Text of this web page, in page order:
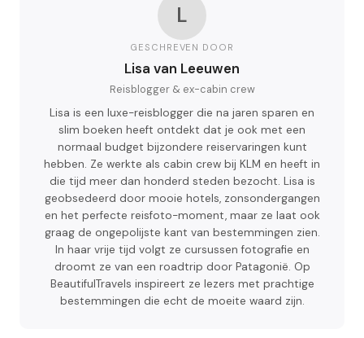
L
GESCHREVEN DOOR
Lisa van Leeuwen
Reisblogger & ex-cabin crew
Lisa is een luxe-reisblogger die na jaren sparen en
slim boeken heeft ontdekt dat je ook met een
normaal budget bijzondere reiservaringen kunt
hebben. Ze werkte als cabin crew bij KLM en heeft in
die tijd meer dan honderd steden bezocht. Lisa is
geobsedeerd door mooie hotels, zonsondergangen
en het perfecte reisfoto-moment, maar ze laat ook
graag de ongepolijste kant van bestemmingen zien.
In haar vrije tijd volgt ze cursussen fotografie en
droomt ze van een roadtrip door Patagonië. Op
BeautifulTravels inspireert ze lezers met prachtige
bestemmingen die echt de moeite waard zijn.